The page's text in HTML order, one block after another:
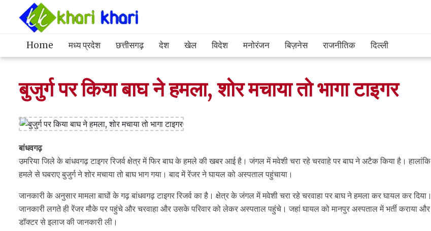
Home मध्य प्रदेश छत्तीसगढ़ देश खेल विदेश मनोरंजन बिज़नेस राजनीतिक दिल्ली
बुजुर्ग पर किया बाघ ने हमला, शोर मचाया तो भागा टाइगर
बांधवगढ़
उमरिया जिले के बांधवगढ़ टाइगर रिजर्व क्षेत्र में फिर बाघ के हमले की खबर आई है। जंगल में मवेशी चरा रहे चरवाहे पर बाघ ने अटैक किया है। हालांकि
हमले से घबराए बुजुर्ग ने शोर मचाया तो बाघ भाग गया। बाद में रेंजर ने घायल को अस्पताल पहुंचाया।
जानकारी के अनुसार मामला बाघों के गढ़ बांधवगढ़ टाइगर रिजर्व का है। क्षेत्र के जंगल में मवेशी चरा रहे चरवाहा पर बाघ ने हमला कर घायल कर दिया।
जानकारी लगते ही रेंजर मौके पर पहुंचे और चरवाहा और उसके परिवार को लेकर अस्पताल पहुंचे। जहां घायल को मानपुर अस्पताल में भर्ती कराया और
डॉक्टर से इलाज की जानकारी ली।